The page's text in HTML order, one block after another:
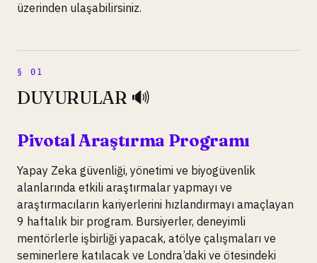
üzerinden ulaşabilirsiniz.
DUYURULAR 🔊
Pivotal Araştırma Programı
Yapay Zeka güvenliği, yönetimi ve biyogüvenlik
alanlarında etkili araştırmalar yapmayı ve
araştırmacıların kariyerlerini hızlandırmayı amaçlayan
9 haftalık bir program. Bursiyerler, deneyimli
mentörlerle işbirliği yapacak, atölye çalışmaları ve
seminerlere katılacak ve Londra’daki ve ötesindeki